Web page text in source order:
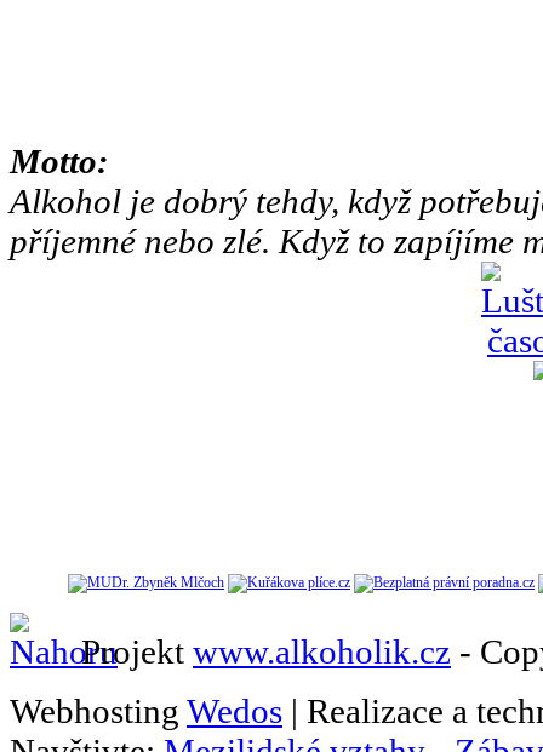
Motto:
Alkohol je dobrý tehdy, když
příjemné nebo zlé. Když to zapíjíme
Projekt www.alkoholik.cz -
Webhosting Wedos | Realizace a